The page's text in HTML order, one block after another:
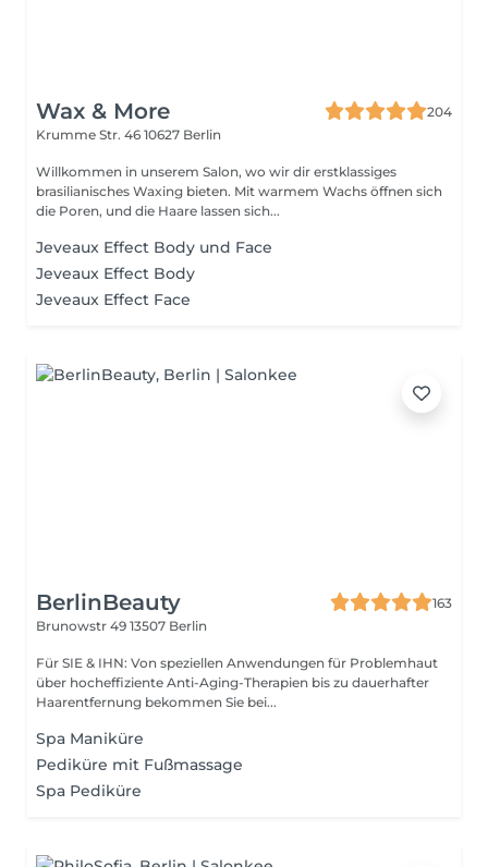
Wax & More
204
Krumme Str. 46 10627 Berlin
Willkommen in unserem Salon, wo wir dir erstklassiges
brasilianisches Waxing bieten. Mit warmem Wachs öffnen sich
die Poren, und die Haare lassen sich...
Jeveaux Effect Body und Face
Jeveaux Effect Body
Jeveaux Effect Face
BerlinBeauty
163
Brunowstr 49 13507 Berlin
Für SIE & IHN: Von speziellen Anwendungen für Problemhaut
über hocheffiziente Anti-Aging-Therapien bis zu dauerhafter
Haarentfernung bekommen Sie bei...
Spa Maniküre
Pediküre mit Fußmassage
Spa Pediküre